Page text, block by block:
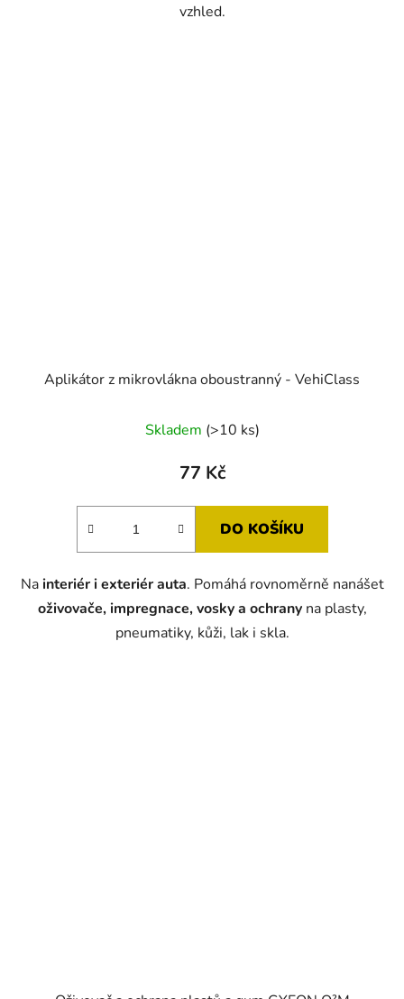
vzhled.
Aplikátor z mikrovlákna oboustranný - VehiClass
Skladem (>10 ks)
77 Kč
DO KOŠÍKU
Nainteriér i exteriér auta. Pomáhá rovnoměrně nanášet
oživovače, impregnace, vosky a ochranyna plasty,
pneumatiky, kůži, lak i skla.